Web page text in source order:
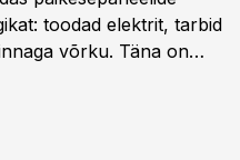
toodad elektrit, tarbid
võrku. Täna on